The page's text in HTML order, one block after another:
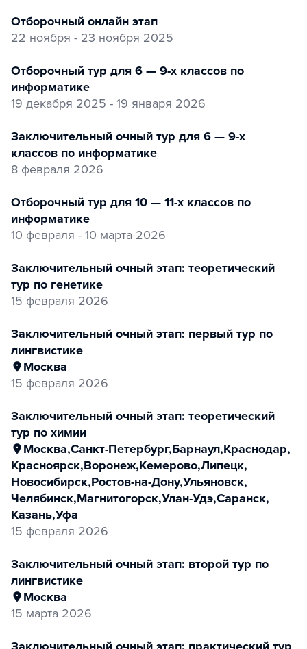
отборочный онлайн этап
22 ноября - 23 ноября 2025
Отборочный тур для 6 — 9-х классов по
информатике
19 декабря 2025 - 19 января 2026
заключительный очный тур для 6 — 9-х
классов по информатике
8 февраля 2026
Отборочный тур для 10 — 11-х классов по
информатике
10 февраля - 10 марта 2026
заключительный очный этап: теоретический
тур по генетике
15 февраля 2026
заключительный очный этап: первый тур по
лингвистике
Москва
15 февраля 2026
заключительный очный этап: теоретический
тур по химии
Москва,Санкт-Петербург,Барнаул,Краснодар,
Красноярск,Воронеж,Кемерово,Липецк,
Новосибирск,Ростов-на-Дону,Ульяновск,
Челябинск,Магнитогорск,Улан-Удэ,Саранск,
Казань,Уфа
15 февраля 2026
заключительный очный этап: второй тур по
лингвистике
Москва
15 марта 2026